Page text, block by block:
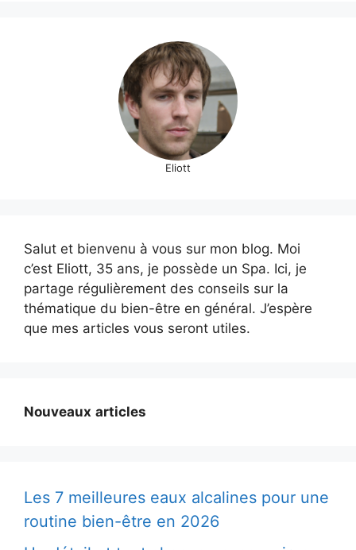
Eliott
Salut et bienvenu à vous sur mon blog. Moi
c’est Eliott, 35 ans, je possède un Spa. Ici, je
partage régulièrement des conseils sur la
thématique du bien-être en général. J’espère
que mes articles vous seront utiles.
Nouveaux articles
Les 7 meilleures eaux alcalines pour une
routine bien-être en 2026